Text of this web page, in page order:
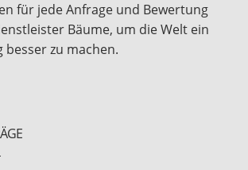
für jede Anfrage und Bewertung
Bäume, um die Welt ein
besser zu machen.